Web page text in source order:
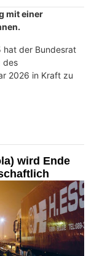
mit einer
hat der Bundesrat
des
2026 in Kraft zu
wird Ende